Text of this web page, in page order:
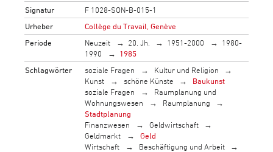
Signatur
F 1028-SON-B-015-1
Urheber
Collège du Travail, Genève
Periode
Neuzeit 20. Jh. 1951-2000
1980-
1990
1985
Schlagwörter
soziale Fragen
Kultur und Religion
Kunst
schöne Künste
Baukunst
soziale Fragen
Raumplanung und
Wohnungswesen
Raumplanung
Stadtplanung
Finanzwesen
Geldwirtschaft
Geldmarkt
Geld
Wirtschaft
Beschäftigung und Arbeit